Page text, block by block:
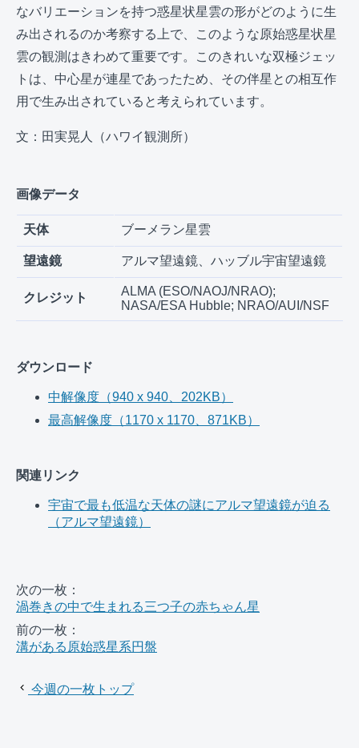
なバリエーションを持つ惑星状星雲の形がどのように生
み出されるのか考察する上で、このような原始惑星状星
雲の観測はきわめて重要です。このきれいな双極ジェッ
トは、中心星が連星であったため、その伴星との相互作
用で生み出されていると考えられています。
文：田実晃人（ハワイ観測所）
画像データ
天体 ブーメラン星雲
望遠鏡 アルマ望遠鏡、ハッブル宇宙望遠鏡
クレジット
ALMA (ESO/NAOJ/NRAO);
NASA/ESA Hubble; NRAO/AUI/NSF
ダウンロード
中解像度（940 x 940、202KB）
最高解像度（1170 x 1170、871KB）
関連リンク
宇宙で最も低温な天体の謎にアルマ望遠鏡が迫る
（アルマ望遠鏡）
次の一枚：
渦巻きの中で生まれる三つ子の赤ちゃん星
前の一枚：
溝がある原始惑星系円盤
今週の一枚トップ